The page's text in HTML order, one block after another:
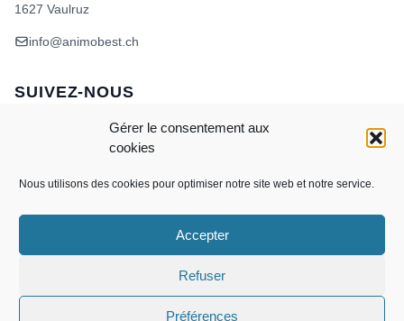
Gérer le consentement aux
cookies
Nous utilisons des cookies pour optimiser notre site web et notre service.
Accepter
Refuser
Préférences
1627 Vaulruz
info@animobest.ch
SUIVEZ-NOUS
MasterCardCredit
POLITIQUE DE COOKIES
Copyright 2026 ©AnimôBest Sàrl